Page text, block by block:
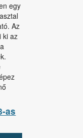
egy
Az
ki az
as